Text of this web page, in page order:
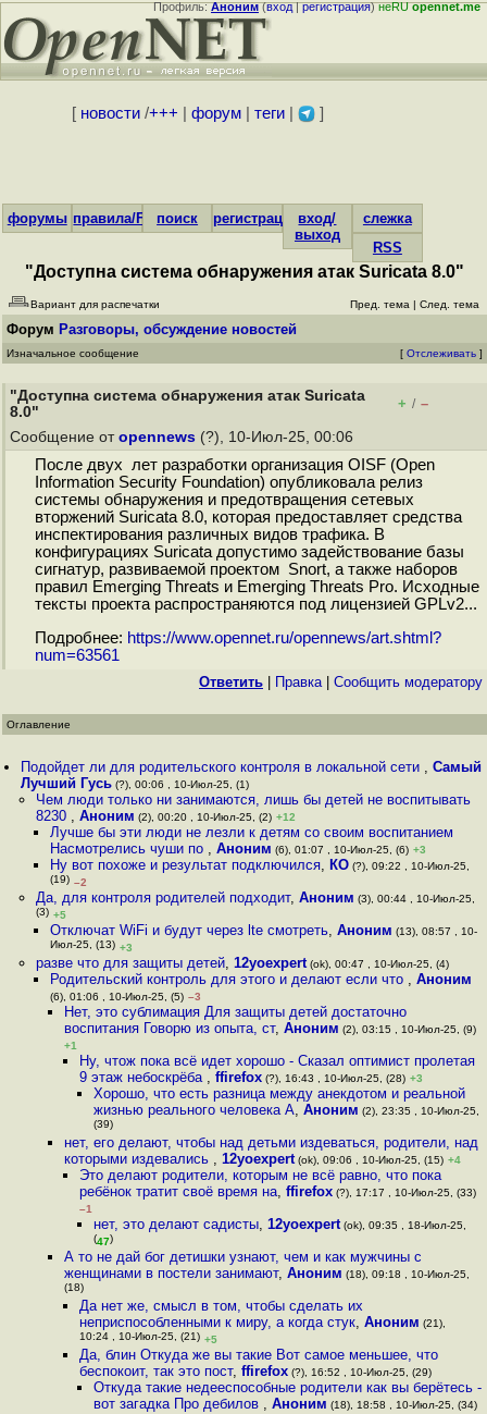
Профиль:Аноним(вход|регистрация)неRUopennet.me
[ новости/+++ форум| теги| ]
форумы правила/FAQпоиск регистрациявход/
выход
слежка
RSS
"Доступна система обнаружения атак Suricata 8.0"
Вариант для распечатки Пред. тема | След. тема
Форум Разговоры, обсуждение новостей
Изначальное сообщение [ Отслеживать ]
"Доступна система обнаружения атак Suricata
8.0"
+ / –
Сообщение от opennews (?), 10-Июл-25, 00:06
После двух лет разработки организация OISF (Open
Information Security Foundation) опубликовала релиз
системы обнаружения и предотвращения сетевых
вторжений Suricata 8.0, которая предоставляет средства
инспектирования различных видов трафика. В
конфигурациях Suricata допустимо задействование базы
сигнатур, развиваемой проектом Snort, а также наборов
правил Emerging Threats и Emerging Threats Pro. Исходные
тексты проекта распространяются под лицензией GPLv2...
Подробнее: https://www.opennet.ru/opennews/art.shtml?
num=63561
Ответить Правка| Cообщить модератору
Оглавление
Подойдет ли для родительского контроля в локальной сети ,Самый
Лучший Гусь (?), 00:06 , 10-Июл-25, (1)
Чем люди только ни занимаются, лишь бы детей не воспитывать
8230 , Аноним (2), 00:20 , 10-Июл-25, (2) +12
Лучше бы эти люди не лезли к детям со своим воспитанием
Насмотрелись чуши по , Аноним (6), 01:07 , 10-Июл-25, (6) +3
Ну вот похоже и результат подключился, КО(?), 09:22 , 10-Июл-25,
(19) –2
Да, для контроля родителей подходит, Аноним (3), 00:44 , 10-Июл-25,
(3) +5
Отключат WiFi и будут через lte смотреть, Аноним (13), 08:57 , 10-
Июл-25, (13) +3
разве что для защиты детей, 12yoexpert(ok), 00:47 , 10-Июл-25, (4)
Родительский контроль для этого и делают если что , Аноним
(6), 01:06 , 10-Июл-25, (5) –3
Нет, это сублимация Для защиты детей достаточно
воспитания Говорю из опыта, ст,Аноним (2), 03:15 , 10-Июл-25, (9)
+1
Ну, чтож пока всё идет хорошо - Сказал оптимист пролетая
9 этаж небоскрёба , ffirefox(?), 16:43 , 10-Июл-25, (28) +3
Хорошо, что есть разница между анекдотом и реальной
жизнью реального человека А, Аноним (2), 23:35 , 10-Июл-25,
(39)
нет, его делают, чтобы над детьми издеваться, родители, над
которыми издевались ,12yoexpert (ok), 09:06 , 10-Июл-25, (15) +4
Это делают родители, которым не всё равно, что пока
ребёнок тратит своё время на, ffirefox(?), 17:17 , 10-Июл-25, (33)
–1
нет, это делают садисты, 12yoexpert(ok), 09:35 , 18-Июл-25,
(47)
А то не дай бог детишки узнают, чем и как мужчины с
женщинами в постели занимают,Аноним (18), 09:18 , 10-Июл-25,
(18)
Да нет же, смысл в том, чтобы сделать их
неприспособленными к миру, а когда стук, Аноним (21),
10:24 , 10-Июл-25, (21) +5
Да, блин Откуда же вы такие Вот самое меньшее, что
беспокоит, так это пост, ffirefox(?), 16:52 , 10-Июл-25, (29)
Откуда такие недееспособные родители как вы берётесь -
вот загадка Про дебилов , Аноним (18), 18:58 , 10-Июл-25, (34)